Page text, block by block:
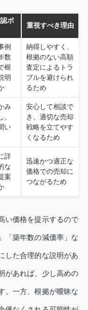
ポ
重視すべき理由
例
数
根
明
納得しやすく、
根拠のない高額
査定によるトラ
ブルを避けられ
るため
み
い
安心して相談で
き、適切な売却
戦略を立てやす
くなるため
詳
な
案
迅速かつ適正な
価格での売却に
つながるため
い価格を提示するので
「築年数の減価率」な
した合理的な説明があ
があれば、少し高めの
。一方、根拠が曖昧な